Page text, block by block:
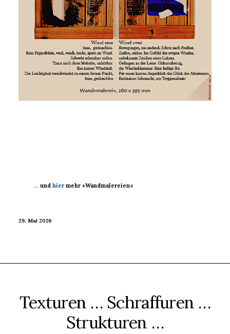
…undhier mehr »Wandmalereien«
29. Mai 2026
Texturen … Schraffuren …
Strukturen …